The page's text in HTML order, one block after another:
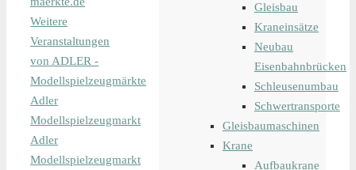
Weitere
Veranstaltungen
von ADLER -
Modellspielzeugmärkte
Adler
Modellspielzeugmarkt
Adler
Modellspielzeugmarkt
Gleisbau
Kraneinsätze
Neubau
Eisenbahnbrücken
Schleusenumbau
Schwertransporte
Gleisbaumaschinen
Krane
Aufbaukrane